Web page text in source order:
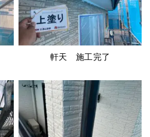
軒天 施工完了